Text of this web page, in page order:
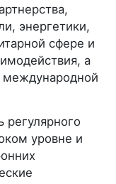
энергетики,
сфере и
а
международной
регулярного
уровне и